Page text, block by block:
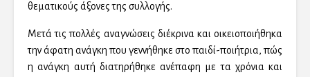
θεματικούς άξονες της συλλογής.
Μετά τις πολλές αναγνώσεις διέκρινα και οικειοποιήθηκα
την άφατη ανάγκη που γεννήθηκε στο παιδί-ποιήτρια, πώς
η ανάγκη αυτή διατηρήθηκε ανέπαφη με τα χρόνια και